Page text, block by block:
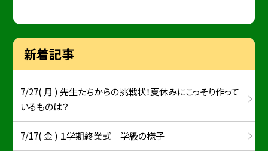
新着記事
7/27( 月 ) 先生たちからの挑戦状！夏休みにこっそり作って
いるものは？
7/17( 金 ) １学期終業式 学級の様子